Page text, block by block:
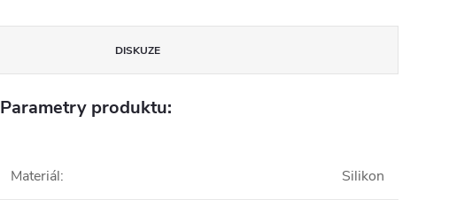
DISKUZE
Parametry produktu:
Materiál: Silikon